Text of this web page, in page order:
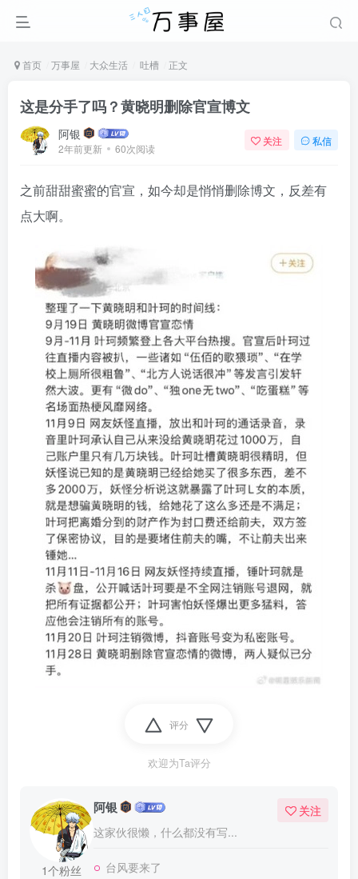
首页 万事屋 大众生活 吐槽 正文
这是分手了吗？黄晓明删除官宣博文
阿银
2年前更新 60次阅读
关注 私信
之前甜甜蜜蜜的官宣，如今却是悄悄删除博文，反差有
点大啊。
评分
欢迎为Ta评分
1个粉丝
阿银
这家伙很懒，什么都没有写...
关注
台风要来了